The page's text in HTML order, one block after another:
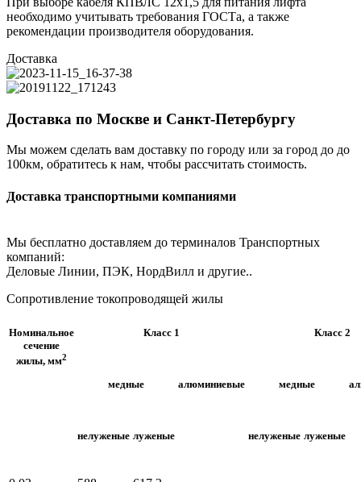
необходимо учитывать требования ГОСТа, а также
рекомендации производителя оборудования.
Доставка
Доставка по Москве и Санкт-Петербургу
Мы можем сделать вам доставку по городу или за город до до
100км, обратитесь к нам, чтобы рассчитать стоимость.
Доставка транспортными компаниями
Мы бесплатно доставляем до терминалов Транспортных
компаний:
Деловые Линии, ПЭК, НордВилл и другие..
Сопротивление токопроводящей жилы
Номинальное
сечение
жилы, мм2
Класс 1 Класс 2
медные алюминиевые медные
нелуженые луженые нелуженые луженые